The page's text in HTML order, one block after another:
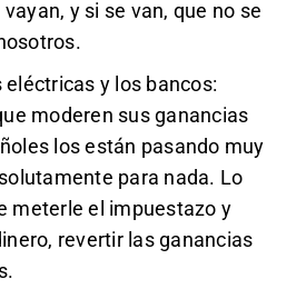
y si se van, que no se
eléctricas y los bancos:
moderen sus ganancias
los están pasando muy
para nada. Lo
meterle el impuestazo y
revertir las ganancias